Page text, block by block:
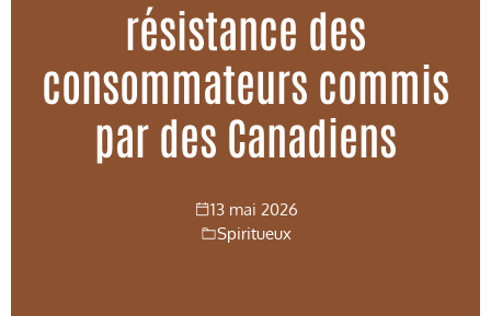
résistance des
consommateurs commis
par des Canadiens
13 mai 2026
Spiritueux